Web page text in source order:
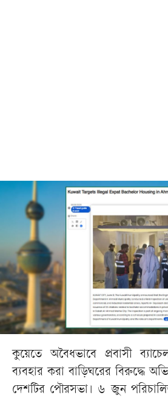
কুয়েতে অবৈধভাবে প্রবাসী
ব্যবহার করা বাড়িঘরের বিরুদ্ধে
দেশটির পৌরসভা। ৬ জুন